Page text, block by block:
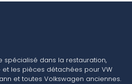
spécialisé dans la restauration,
et les pièces détachées pour VW
et toutes Volkswagen anciennes.